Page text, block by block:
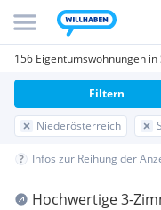
156 Eigentumswohnungen in
Niederösterreich
Filtern
Infos zur Reihung der
Hochwertige 3-